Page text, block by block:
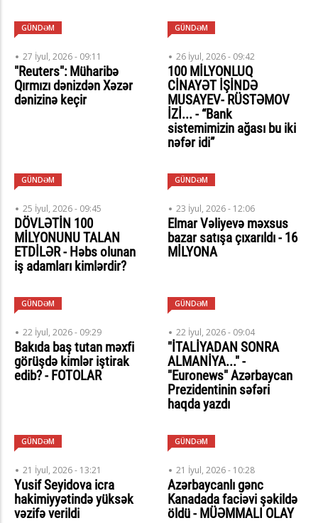
GÜNDƏM
27 İyul, 2026 - 09:11
"Reuters": Müharibə
Qırmızı dənizdən Xəzər
dənizinə keçir
GÜNDƏM
26 İyul, 2026 - 09:42
100 MİLYONLUQ
CİNAYƏT İŞİNDƏ
MUSAYEV- RÜSTƏMOV
İZİ... - “Bank
sistemimizin ağası bu iki
nəfər idi”
GÜNDƏM
25 İyul, 2026 - 09:45
DÖVLƏTİN 100
MİLYONUNU TALAN
ETDİLƏR - Həbs olunan
iş adamları kimlərdir?
GÜNDƏM
23 İyul, 2026 - 12:06
Elmar Vəliyevə məxsus
bazar satışa çıxarıldı - 16
MİLYONA
GÜNDƏM
22 İyul, 2026 - 09:29
Bakıda baş tutan məxfi
görüşdə kimlər iştirak
edib? - FOTOLAR
GÜNDƏM
22 İyul, 2026 - 09:04
"İTALİYADAN SONRA
ALMANİYA..." -
"Euronews" Azərbaycan
Prezidentinin səfəri
haqda yazdı
GÜNDƏM
21 İyul, 2026 - 13:21
Yusif Seyidova icra
hakimiyyətində yüksək
vəzifə verildi
GÜNDƏM
21 İyul, 2026 - 10:28
Azərbaycanlı gənc
Kanadada faciəvi şəkildə
öldü - MÜƏMMALI OLAY